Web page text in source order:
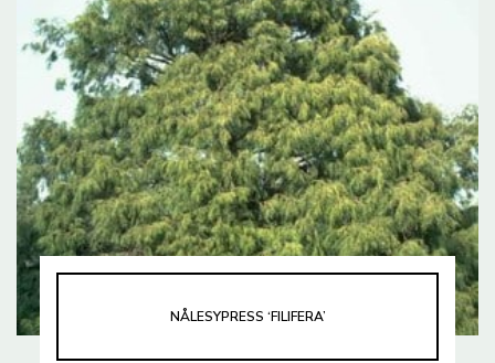
NÅLESYPRESS ‘FILIFERA’